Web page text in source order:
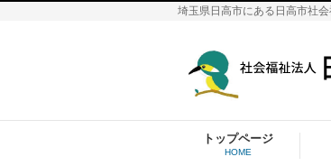
埼玉県日高市にある日高市社
トップページ
HOME